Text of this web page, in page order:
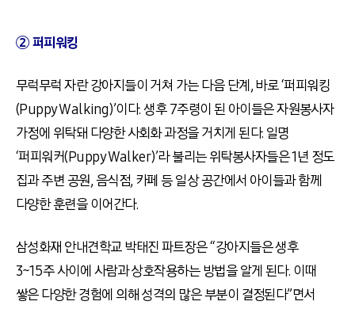
② 퍼피워킹
무럭무럭 자란 강아지들이 거쳐 가는 다음 단계, 바로 ‘퍼피워킹
(Puppy Walking)’이다. 생후 7주령이 된 아이들은 자원봉사자
가정에 위탁돼 다양한 사회화 과정을 거치게 된다. 일명
‘퍼피워커(Puppy Walker)’라 불리는 위탁봉사자들은 1년 정도
집과 주변 공원, 음식점, 카페 등 일상 공간에서 아이들과 함께
다양한 훈련을 이어간다.
삼성화재 안내견학교 박태진 파트장은 “강아지들은 생후
3~15주 사이에 사람과 상호작용하는 방법을 알게 된다. 이때
쌓은 다양한 경험에 의해 성격의 많은 부분이 결정된다”면서